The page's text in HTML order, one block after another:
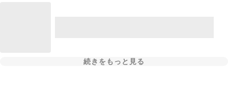
続きをもっと見る